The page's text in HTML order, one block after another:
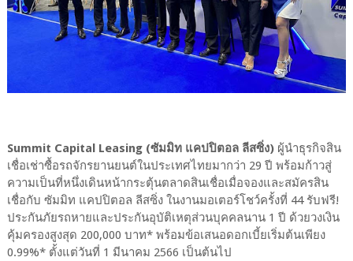
Summit Capital Leasing (ซัมมิท แคปปิตอล ลีสซิ่ง)ผู้นำธุรกิจสิน
เชื่อเช่าซื้อรถจักรยานยนต์ในประเทศไทยมากว่า 29 ปี พร้อมก้าวสู่
ความเป็นที่หนึ่งเดินหน้ากระตุ้นตลาดสินเชื่อเมื่อจองและสมัครสิน
เชื่อกับ ซัมมิท แคปปิตอล ลีสซิ่ง ในงานมอเตอร์โชว์ครั้งที่ 44 รับฟรี!
ประกันภัยรถหายและประกันอุบัติเหตุส่วนบุคคลนาน 1 ปี ด้วยวงเงิน
คุ้มครองสูงสุด 200,000 บาท* พร้อมข้อเสนอดอกเบี้ยเริ่มต้นเพียง
0.99%* ตั้งแต่วันที่ 1 มีนาคม 2566 เป็นต้นไป